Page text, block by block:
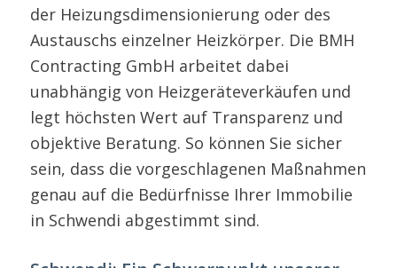
der Heizungsdimensionierung oder des
Austauschs einzelner Heizkörper. Die BMH
Contracting GmbH arbeitet dabei
unabhängig von Heizgeräteverkäufen und
legt höchsten Wert auf Transparenz und
objektive Beratung. So können Sie sicher
sein, dass die vorgeschlagenen Maßnahmen
genau auf die Bedürfnisse Ihrer Immobilie
in Schwendi abgestimmt sind.